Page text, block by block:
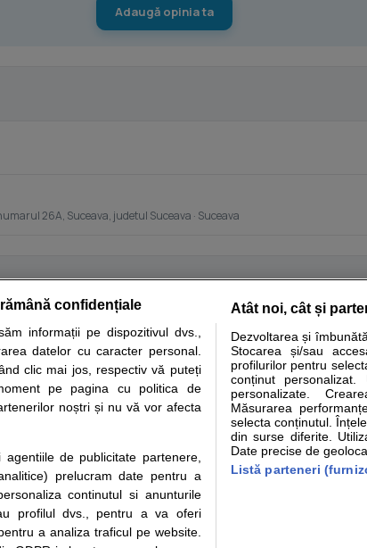
Adaugă opinia ta
26A, Suceava, judetul Suceava · Suceava
Interpretare analize Specialitati medicale
si orice alte informatii despre sanatate disponibile pe
si analizelor medicale. Va sfatuim, ca pe langa informatia
in sistemul de programari la medic Clickmed.
si conditii
de
de cookie
Setarile Cookie
Drepturile consumatorului
Protectia consumatorilor -
ANPC
Solutionarea Alternativa a
Litigiilor
Info consumator: 0800.080.999
Inscriere
confidențiale
informații pe dispozitivul dvs.,
datelor cu caracter personal.
clic mai jos, respectiv vă puteți
pe pagina cu politica de
noștri și nu vă vor afecta
de publicitate partenere,
prelucram date pentru a
continutul si anunturile
profilul dvs., pentru a va oferi
a analiza traficul pe website.
Atât noi, cât și
Dezvoltarea și
Stocarea și/sau
profilurilor pentru
conținut personalizat.
personalizate.
Măsurarea
selecta conținutul.
din surse diferite.
Date precise de
Listă parteneri